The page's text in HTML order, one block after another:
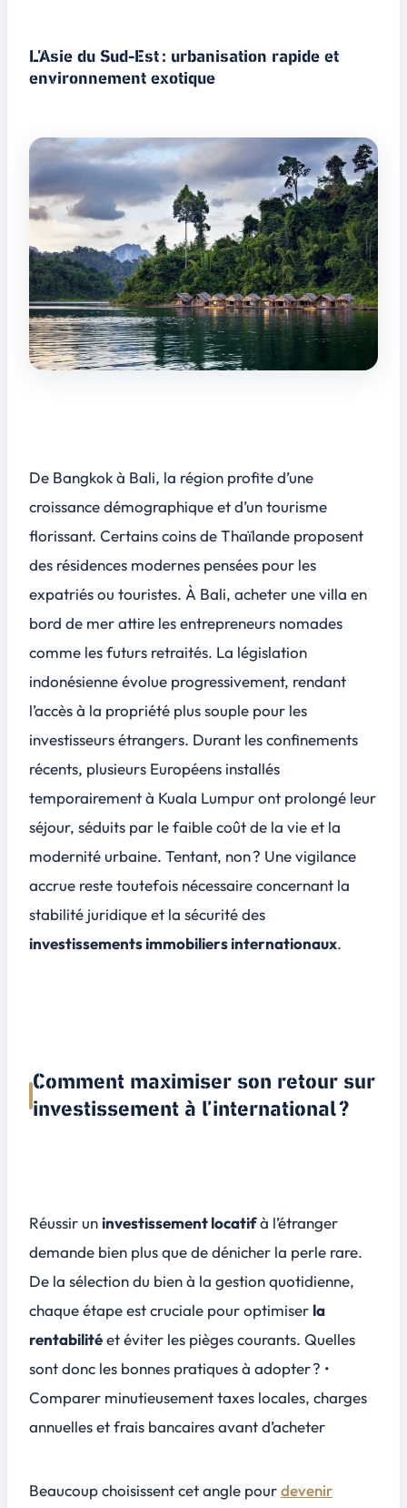
L’Asie du Sud-Est : urbanisation rapide et
environnement exotique
De Bangkok à Bali, la région profite d’une
croissance démographique et d’un tourisme
florissant. Certains coins de Thaïlande proposent
des résidences modernes pensées pour les
expatriés ou touristes. À Bali, acheter une villa en
bord de mer attire les entrepreneurs nomades
comme les futurs retraités. La législation
indonésienne évolue progressivement, rendant
l’accès à la propriété plus souple pour les
investisseurs étrangers. Durant les confinements
récents, plusieurs Européens installés
temporairement à Kuala Lumpur ont prolongé leur
séjour, séduits par le faible coût de la vie et la
modernité urbaine. Tentant, non ? Une vigilance
accrue reste toutefois nécessaire concernant la
stabilité juridique et la sécurité des
investissements immobiliers internationaux.
Comment maximiser son retour sur
investissement à l’international ?
Réussir uninvestissement locatifà l’étranger
demande bien plus que de dénicher la perle rare.
De la sélection du bien à la gestion quotidienne,
chaque étape est cruciale pour optimiser la
rentabilitéet éviter les pièges courants. Quelles
sont donc les bonnes pratiques à adopter ? •
Comparer minutieusement taxes locales, charges
annuelles et frais bancaires avant d’acheter
Beaucoup choisissent cet angle pourdevenir